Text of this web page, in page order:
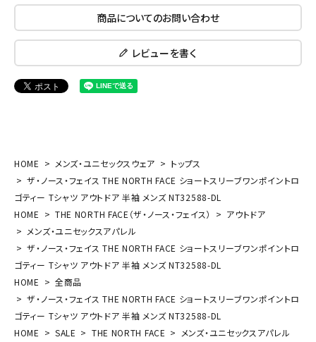
商品についてのお問い合わせ
レビューを書く
HOME メンズ・ユニセックスウェア
トップス
ザ・ノース・フェイス THE NORTH FACE ショートスリーブワンポイントロ
ゴティー Tシャツ アウトドア 半袖 メンズ NT32588-DL
HOME
THE NORTH FACE（ザ・ノース・フェイス）
アウトドア
メンズ・ユニセックスアパレル
ザ・ノース・フェイス THE NORTH FACE ショートスリーブワンポイントロ
ゴティー Tシャツ アウトドア 半袖 メンズ NT32588-DL
HOME
全商品
ザ・ノース・フェイス THE NORTH FACE ショートスリーブワンポイントロ
ゴティー Tシャツ アウトドア 半袖 メンズ NT32588-DL
HOME
SALE THE NORTH FACE
メンズ・ユニセックスアパレル